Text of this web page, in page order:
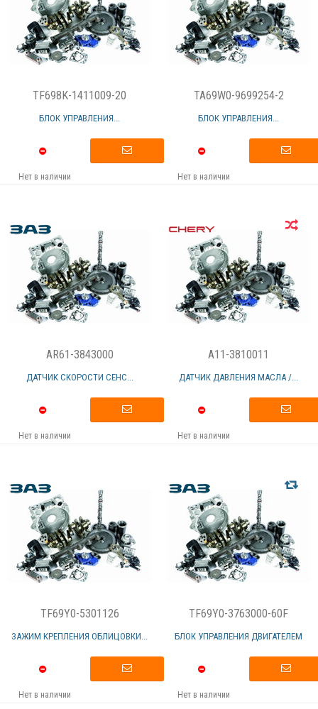
TF698K-1411009-20
БЛОК УПРАВЛЕНИЯ...
Нет в наличии
TA69W0-9699254-2
БЛОК УПРАВЛЕНИЯ...
Нет в наличии
AR61-3843000
ДАТЧИК СКОРОСТИ СЕНС...
Нет в наличии
A11-3810011
ДАТЧИК ДАВЛЕНИЯ МАСЛА /...
Нет в наличии
TF69Y0-5301126
ЗАЖИМ КРЕПЛЕНИЯ ОБЛИЦОВКИ...
Нет в наличии
TF69Y0-3763000-60F
БЛОК УПРАВЛЕНИЯ ДВИГАТЕЛЕМ
Нет в наличии